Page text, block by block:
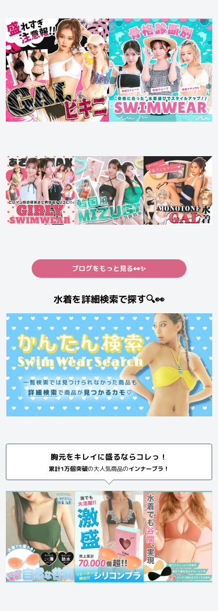
ブログをもっと見る👀✨
水着を詳細検索で探す🔍👀
胸元をキレイに盛るならコレっ！
累計1万個突破の大人気商品のインナーブラ！